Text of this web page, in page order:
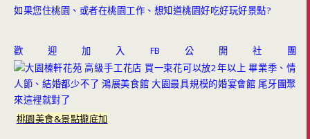
如果您住桃園、或者在桃園工作、想知道桃園好吃好玩好景點?
歡迎加入FB公開社團
桃園美食&景點攏底加